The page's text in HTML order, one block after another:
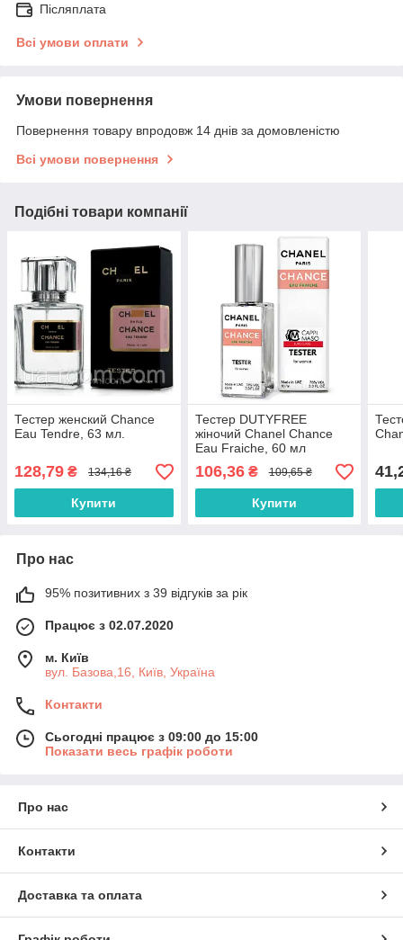
Післяплата
Всі умови оплати
Умови повернення
Повернення товару впродовж 14 днів за домовленістю
Всі умови повернення
Подібні товари компанії
Тестер женский Chance
Eau Tendre, 63 мл.
128,79 ₴ 134,16 ₴
Купити
Тестер DUTYFREE
жіночий Chanel Chance
Eau Fraiche, 60 мл
106,36₴ 109,65 ₴
Купити
Про нас
95% позитивних з 39 відгуків за рік
Працює з 02.07.2020
м. Київ
вул. Базова,16, Київ, Україна
Контакти
Сьогодні працює з 09:00 до 15:00
Показати весь графік роботи
Про нас
Контакти
Доставка та оплата